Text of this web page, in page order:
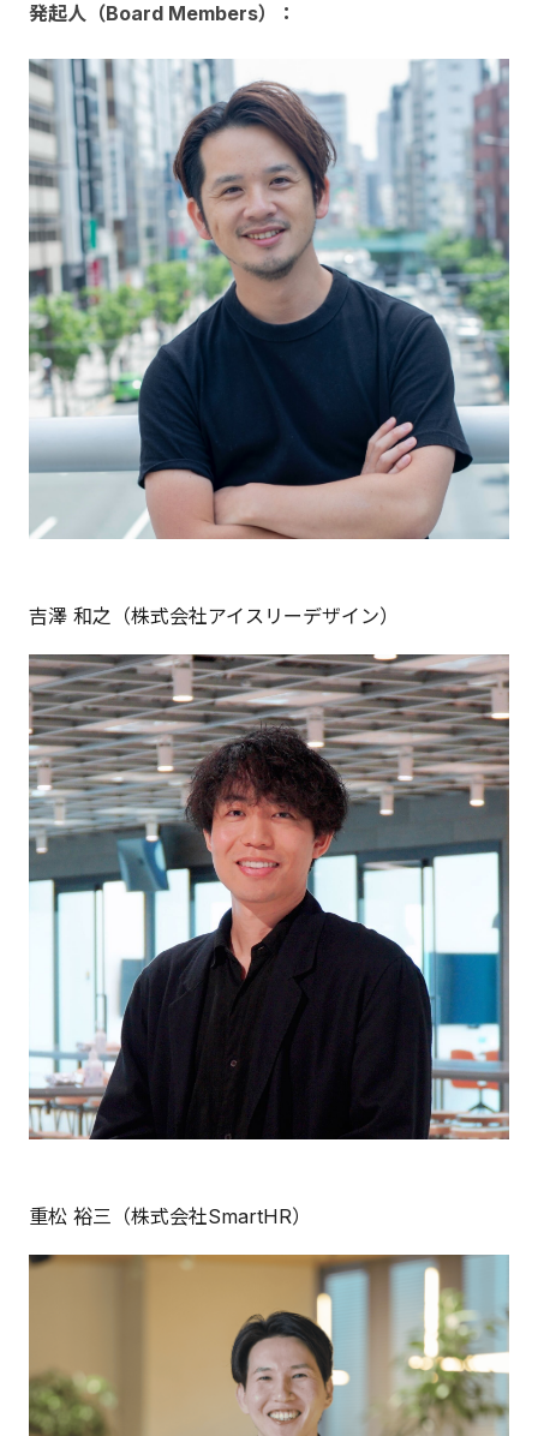
発起人（Board Members）：
吉澤 和之（株式会社アイスリーデザイン）
重松 裕三（株式会社SmartHR）